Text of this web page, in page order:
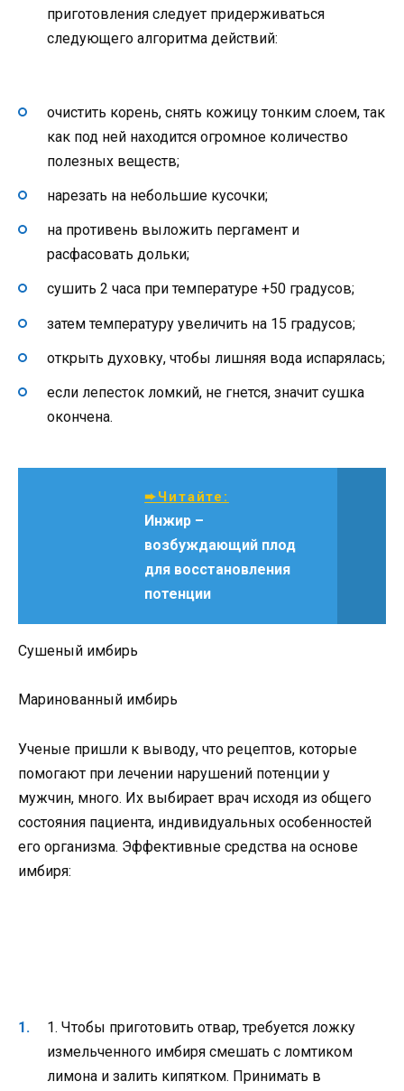
приготовления следует придерживаться
следующего алгоритма действий:
очистить корень, снять кожицу тонким слоем, так
как под ней находится огромное количество
полезных веществ;
нарезать на небольшие кусочки;
на противень выложить пергамент и
расфасовать дольки;
сушить 2 часа при температуре +50 градусов;
затем температуру увеличить на 15 градусов;
открыть духовку, чтобы лишняя вода испарялась;
если лепесток ломкий, не гнется, значит сушка
окончена.
➨Читайте:
Инжир –
возбуждающий плод
для восстановления
потенции
Сушеный имбирь
Маринованный имбирь
Ученые пришли к выводу, что рецептов, которые
помогают при лечении нарушений потенции у
мужчин, много. Их выбирает врач исходя из общего
состояния пациента, индивидуальных особенностей
его организма. Эффективные средства на основе
имбиря:
1. Чтобы приготовить отвар, требуется ложку
измельченного имбиря смешать с ломтиком
лимона и залить кипятком. Принимать в